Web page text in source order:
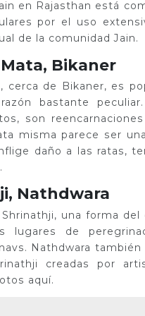
en Rajasthan está
por el uso
de la comunidad Jain.
Bikaner
cerca de Bikaner, es
bastante peculiar.
son
misma parece ser
daño a las ratas,
Nathdwara
una forma
lugares de
Nathdwara
creadas por
aquí.